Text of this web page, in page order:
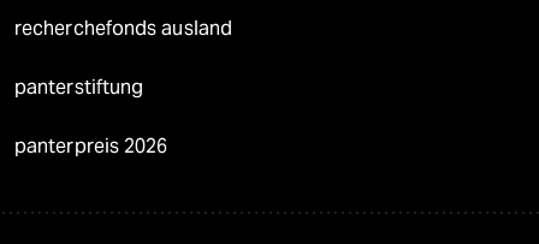
recherchefonds ausland
panterstiftung
panterpreis 2026